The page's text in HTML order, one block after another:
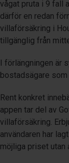
vågat pruta i 9 fall
därför en redan
villaförsäkring i
tillgänglig från
I förlängningen är
bostadsägare som
Rent konkret
appen tar del av
villaförsäkring.
användaren har
möjliga priset utan